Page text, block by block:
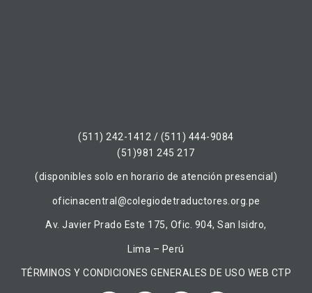
(511) 242-1412 / (511) 444-9084
(51)981 245 217
(disponibles solo en horario de atención presencial)
oficinacentral@colegiodetraductores.org.pe
Av. Javier Prado Este 175, Ofic. 904, San Isidro,
Lima – Perú
TÉRMINOS Y CONDICIONES GENERALES DE USO WEB CTP